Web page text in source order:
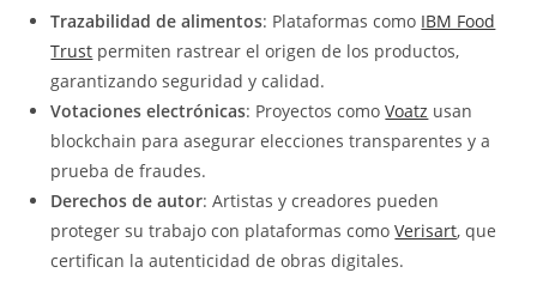
Trazabilidad de alimentos: Plataformas como IBM Food
Trust permiten rastrear el origen de los productos,
garantizando seguridad y calidad.
Votaciones electrónicas: Proyectos comoVoatz usan
blockchain para asegurar elecciones transparentes y a
prueba de fraudes.
Derechos de autor: Artistas y creadores pueden
proteger su trabajo con plataformas comoVerisart, que
certifican la autenticidad de obras digitales.